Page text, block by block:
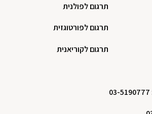
תרגום לפולנית
תרגום לפורטוגזית
תרגום לקוריאנית